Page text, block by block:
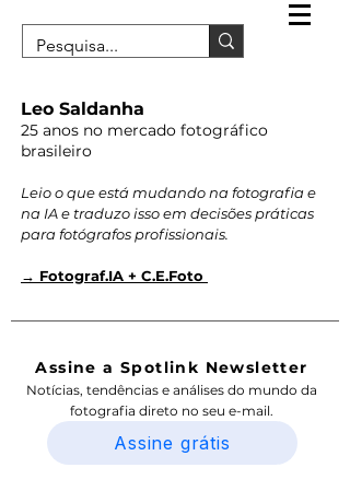
Leo Saldanha
25 anos no mercado fotográfico
brasileiro
Leio o que está mudando na fotografia e
na IA e traduzo isso em decisões práticas
para fotógrafos profissionais.
→ Fotograf.IA + C.E.Foto
Assine a Spotlink Newsletter
Notícias, tendências e análises do mundo da
fotografia direto no seu e-mail.
Assine grátis